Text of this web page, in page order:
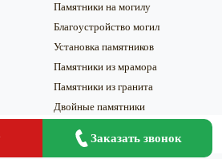
Памятники на могилу
Благоустройство могил
Установка памятников
Памятники из мрамора
Памятники из гранита
Двойные памятники
Эксклюзивные памятники
Мемориальные комплексы
Заказать звонок